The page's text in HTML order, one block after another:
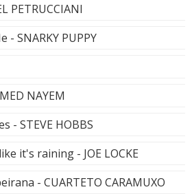
PETRUCCIANI
- SNARKY PUPPY
NAYEM
- STEVE HOBBS
it's raining - JOE LOCKE
- CUARTETO CARAMUXO